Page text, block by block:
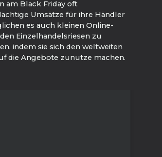
am Black Friday oft
Umsätze für ihre Händler
es auch kleinen Online-
Einzelhandelsriesen zu
indem sie sich den weltweiten
die Angebote zunutze machen.